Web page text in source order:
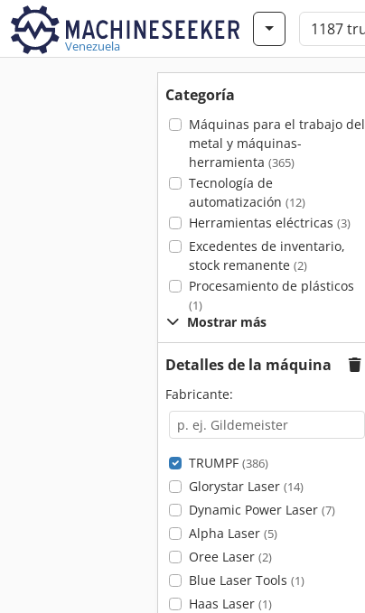
Venezuela
Categoría
Máquinas para el trabajo del
metal y máquinas-
herramienta (365)
Tecnología de
automatización (12)
Herramientas eléctricas (3)
Excedentes de inventario,
stock remanente (2)
Procesamiento de plásticos
(1)
Mostrar más
Detalles de la máquina
Fabricante:
TRUMPF (386)
Glorystar Laser (14)
Dynamic Power Laser (7)
Alpha Laser (5)
Oree Laser (2)
Blue Laser Tools (1)
Haas Laser (1)